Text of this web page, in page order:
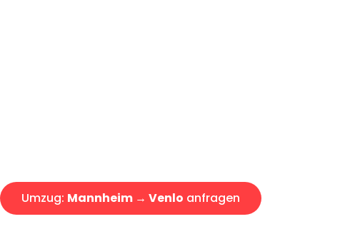
Umzug: Mannheim → Venlo anfragen